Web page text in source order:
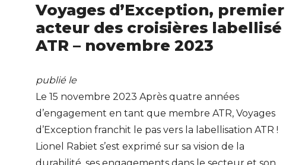
Voyages d’Exception, premier
acteur des croisières labellisé
ATR – novembre 2023
publié le
Le 15 novembre 2023 Après quatre années
d’engagement en tant que membre ATR, Voyages
d’Exception franchit le pas vers la labellisation ATR !
Lionel Rabiet s’est exprimé sur sa vision de la